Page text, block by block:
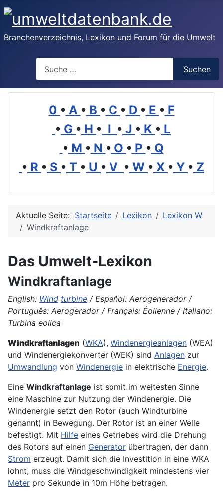
Branchenverzeichnis, Lexikon und Forum für die Umwelt
Suchen
0 • A • B • C • D • E • F
• G • H • I • J • K • L
• M • N • O • P • Q
• R • S • T • U • V • W • X • Y • Z
Aktuelle Seite: Startseite Lexikon
Lexikon W
Windkraftanlage
Das Umwelt-Lexikon
Windkraftanlage
English: Wind turbine / Español: Aerogenerador /
Português: Aerogerador / Français: Éolienne / Italiano:
Turbina eolica
Windkraftanlagen (WKA), Windenergieanlagen (WEA)
und Windenergiekonverter (WEK) sind Anlagen zur
Umwandlung von Windenergie in elektrische Energie.
Eine Windkraftanlage ist somit im weitesten Sinne
eine Maschine zur Nutzung der Windenergie. Die
Windenergie setzt den Rotor (auch Windturbine
genannt) in Bewegung. Der Rotor ist an einer Welle
befestigt. Mit Hilfe eines Getriebes wird die Drehung
des Rotors auf einen Generator übertragen, der dann
Strom erzeugt. Damit sich die Investition in eine WKA
lohnt, muss die Windgeschwindigkeit mindestens vier
Meter pro Sekunde in 10m Höhe betragen.